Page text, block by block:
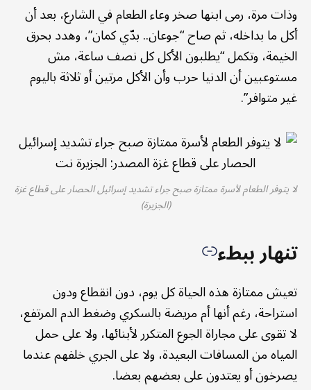
وذات مرة، رمى ابنها صخر وعاء الطعام في الشارع، بعد أن
أكل ما بداخله، ثم صاح “جوعان.. بدّي كمان”، وهدد بحرق
الخيمة، وتكمل “يطلبون الأكل كل نصف ساعة، مش
مستوعبين أن الدنيا حرب وأن الأكل مرتين أو ثلاثة باليوم
غير متوافر”.
لا يتوفر الطعام لأسرة ممتازة صبح جراء تشديد إسرائيل الحصار على قطاع غزة
(الجزيرة)
تنهار ببطء
تعيش ممتازة هذه الحياة كل يوم، دون انقطاع ودون
استراحة، رغم أنها أم مريضة بالسكري وضغط الدم المرتفع،
لا تقوى على مجاراة الجوع المتكرر لأبنائها، ولا على حمل
المياه من المسافات البعيدة، ولا على الجري خلفهم عندما
يصرخون أو يعتدون على بعضهم بعضا.